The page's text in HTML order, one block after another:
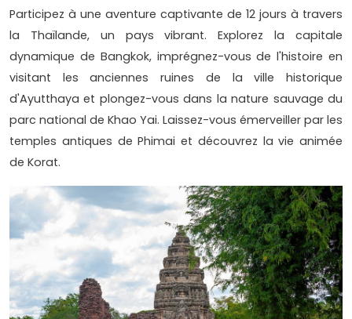
Participez à une aventure captivante de 12 jours à travers
la Thaïlande, un pays vibrant. Explorez la capitale
dynamique de Bangkok, imprégnez-vous de l'histoire en
visitant les anciennes ruines de la ville historique
d'Ayutthaya et plongez-vous dans la nature sauvage du
parc national de Khao Yai. Laissez-vous émerveiller par les
temples antiques de Phimai et découvrez la vie animée
de Korat.